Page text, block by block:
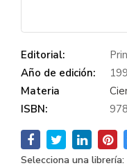
Editorial:
Año de edición:
Materia
ISBN:
Selecciona una librería: